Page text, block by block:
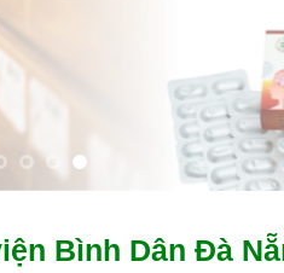
Bình Dân Đà